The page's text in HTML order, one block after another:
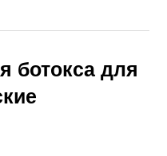
ботокса для